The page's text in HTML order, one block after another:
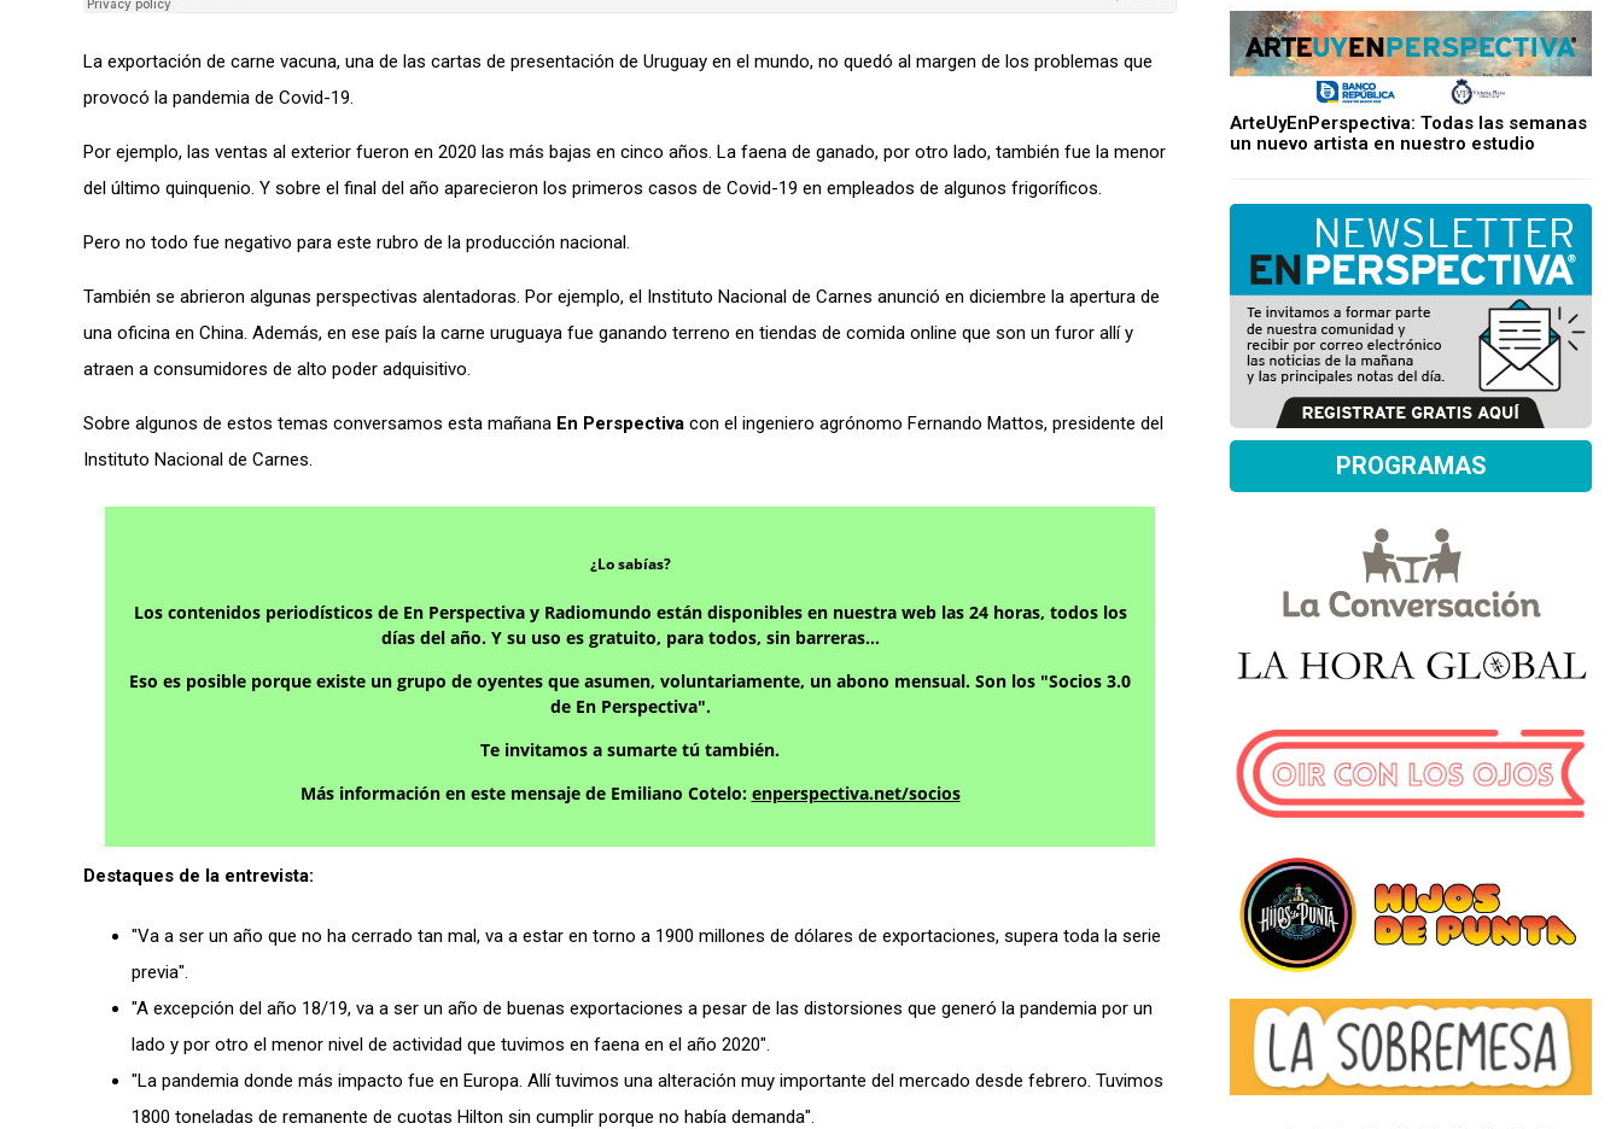
La exportación de carne vacuna, una de las cartas de presentación de Uruguay en el mundo, no quedó al margen de los problemas que
provocó la pandemia de Covid-19.
Por ejemplo, las ventas al exterior fueron en 2020 las más bajas en cinco años. La faena de ganado, por otro lado, también fue la menor
del último quinquenio. Y sobre el final del año aparecieron los primeros casos de Covid-19 en empleados de algunos frigoríficos.
Pero no todo fue negativo para este rubro de la producción nacional.
También se abrieron algunas perspectivas alentadoras. Por ejemplo, el Instituto Nacional de Carnes anunció en diciembre la apertura de
una oficina en China. Además, en ese país la carne uruguaya fue ganando terreno en tiendas de comida online que son un furor allí y
atraen a consumidores de alto poder adquisitivo.
Sobre algunos de estos temas conversamos esta mañana En Perspectiva con el ingeniero agrónomo Fernando Mattos, presidente del
Instituto Nacional de Carnes.
¿Lo sabías?
Los contenidos periodísticos de En Perspectiva y Radiomundo están disponibles en nuestra web las 24 horas, todos los
días del año. Y su uso es gratuito, para todos, sin barreras…
Eso es posible porque existe un grupo de oyentes que asumen, voluntariamente, un abono mensual. Son los "Socios 3.0
de En Perspectiva".
Te invitamos a sumarte tú también.
Más información en este mensaje de Emiliano Cotelo: enperspectiva.net/socios
Destaques de la entrevista:
"Va a ser un año que no ha cerrado tan mal, va a estar en torno a 1900 millones de dólares de exportaciones, supera toda la serie
previa".
"A excepción del año 18/19, va a ser un año de buenas exportaciones a pesar de las distorsiones que generó la pandemia por un
lado y por otro el menor nivel de actividad que tuvimos en faena en el año 2020″.
"La pandemia donde más impacto fue en Europa. Allí tuvimos una alteración muy importante del mercado desde febrero. Tuvimos
1800 toneladas de remanente de cuotas Hilton sin cumplir porque no había demanda".
ArteUyEnPerspectiva: Todas las semanas
un nuevo artista en nuestro estudio
PROGRAMAS